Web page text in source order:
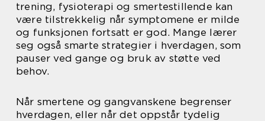
trening, fysioterapi og smertestillende kan
være tilstrekkelig når symptomene er milde
og funksjonen fortsatt er god. Mange lærer
seg også smarte strategier i hverdagen, som
pauser ved gange og bruk av støtte ved
behov.
Når smertene og gangvanskene begrenser
hverdagen, eller når det oppstår tydelig